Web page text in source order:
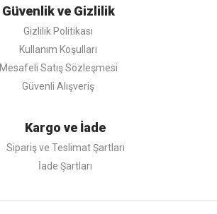
Güvenlik ve Gizlilik
Gizlilik Politikası
Kullanım Koşulları
Mesafeli Satış Sözleşmesi
Güvenli Alışveriş
Kargo ve İade
Sipariş ve Teslimat Şartları
İade Şartları